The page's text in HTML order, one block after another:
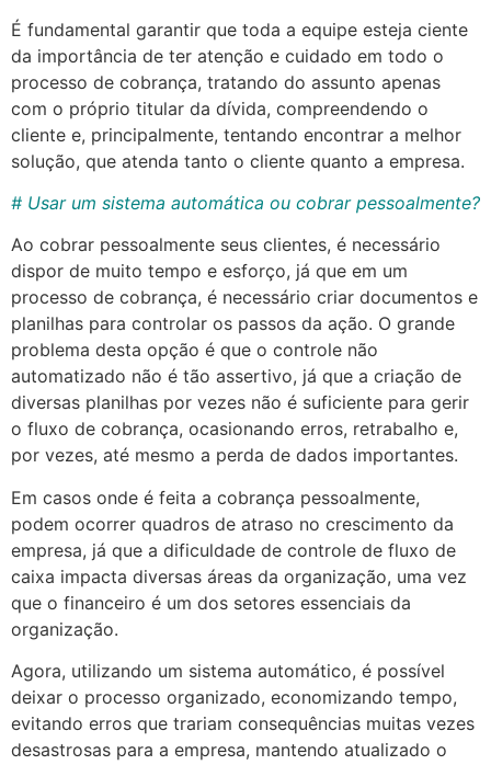
É fundamental garantir que toda a equipe esteja ciente
da importância de ter atenção e cuidado em todo o
processo de cobrança, tratando do assunto apenas
com o próprio titular da dívida, compreendendo o
cliente e, principalmente, tentando encontrar a melhor
solução, que atenda tanto o cliente quanto a empresa.
# Usar um sistema automática ou cobrar pessoalmente?
Ao cobrar pessoalmente seus clientes, é necessário
dispor de muito tempo e esforço, já que em um
processo de cobrança, é necessário criar documentos e
planilhas para controlar os passos da ação. O grande
problema desta opção é que o controle não
automatizado não é tão assertivo, já que a criação de
diversas planilhas por vezes não é suficiente para gerir
o fluxo de cobrança, ocasionando erros, retrabalho e,
por vezes, até mesmo a perda de dados importantes.
Em casos onde é feita a cobrança pessoalmente,
podem ocorrer quadros de atraso no crescimento da
empresa, já que a dificuldade de controle de fluxo de
caixa impacta diversas áreas da organização, uma vez
que o financeiro é um dos setores essenciais da
organização.
Agora, utilizando um sistema automático, é possível
deixar o processo organizado, economizando tempo,
evitando erros que trariam consequências muitas vezes
desastrosas para a empresa, mantendo atualizado o